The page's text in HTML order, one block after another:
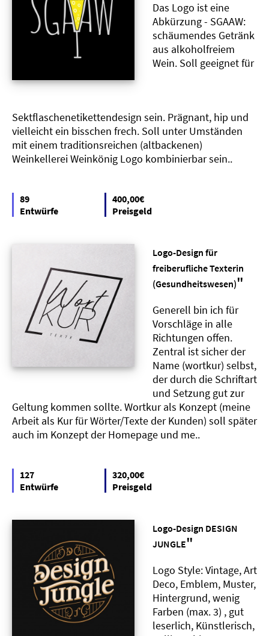
Das Logo ist eine
Abkürzung - SGAAW:
schäumendes Getränk
aus alkoholfreiem
Wein. Soll geeignet für
Sektflaschenetikettendesign sein. Prägnant, hip und
vielleicht ein bisschen frech. Soll unter Umständen
mit einem traditionsreichen (altbackenen)
Weinkellerei Weinkönig Logo kombinierbar sein..
89
Entwürfe
400,00€
Preisgeld
Logo-Design für
freiberufliche Texterin
(Gesundheitswesen)"
Generell bin ich für
Vorschläge in alle
Richtungen offen.
Zentral ist sicher der
Name (wortkur) selbst,
der durch die Schriftart
und Setzung gut zur
Geltung kommen sollte. Wortkur als Konzept (meine
Arbeit als Kur für Wörter/Texte der Kunden) soll später
auch im Konzept der Homepage und me..
127
Entwürfe
320,00€
Preisgeld
Logo-Design DESIGN
JUNGLE"
Logo Style: Vintage, Art
Deco, Emblem, Muster,
Hintergrund, wenig
Farben (max. 3) , gut
leserlich, Künstlerisch,